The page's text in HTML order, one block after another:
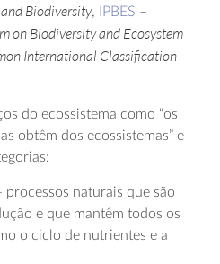
Biodiversity, IPBES –
on Biodiversity and Ecosystem
International Classification
do ecossistema como “os
obtêm dos ecossistemas” e
processos naturais que são
e que mantêm todos os
o ciclo de nutrientes e a